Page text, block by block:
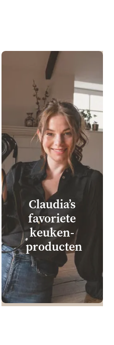
Claudia’s
favoriete
keuken­
producten